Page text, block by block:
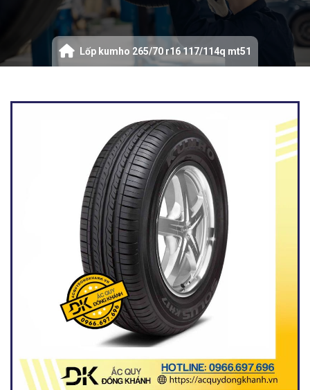
Lốp kumho 265/70 r16 117/114q mt51